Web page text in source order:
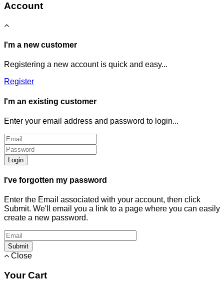
Account
I'm a new customer
Registering a new account is quick and easy...
Register
I'm an existing customer
Enter your email address and password to login...
Login
I've forgotten my password
Enter the Email associated with your account, then click
Submit. We'll email you a link to a page where you can easily
create a new password.
Submit
Close
Your Cart